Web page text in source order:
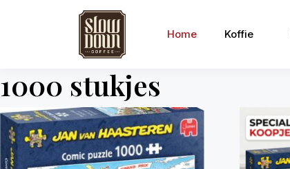
Home Koffie
1000 stukjes